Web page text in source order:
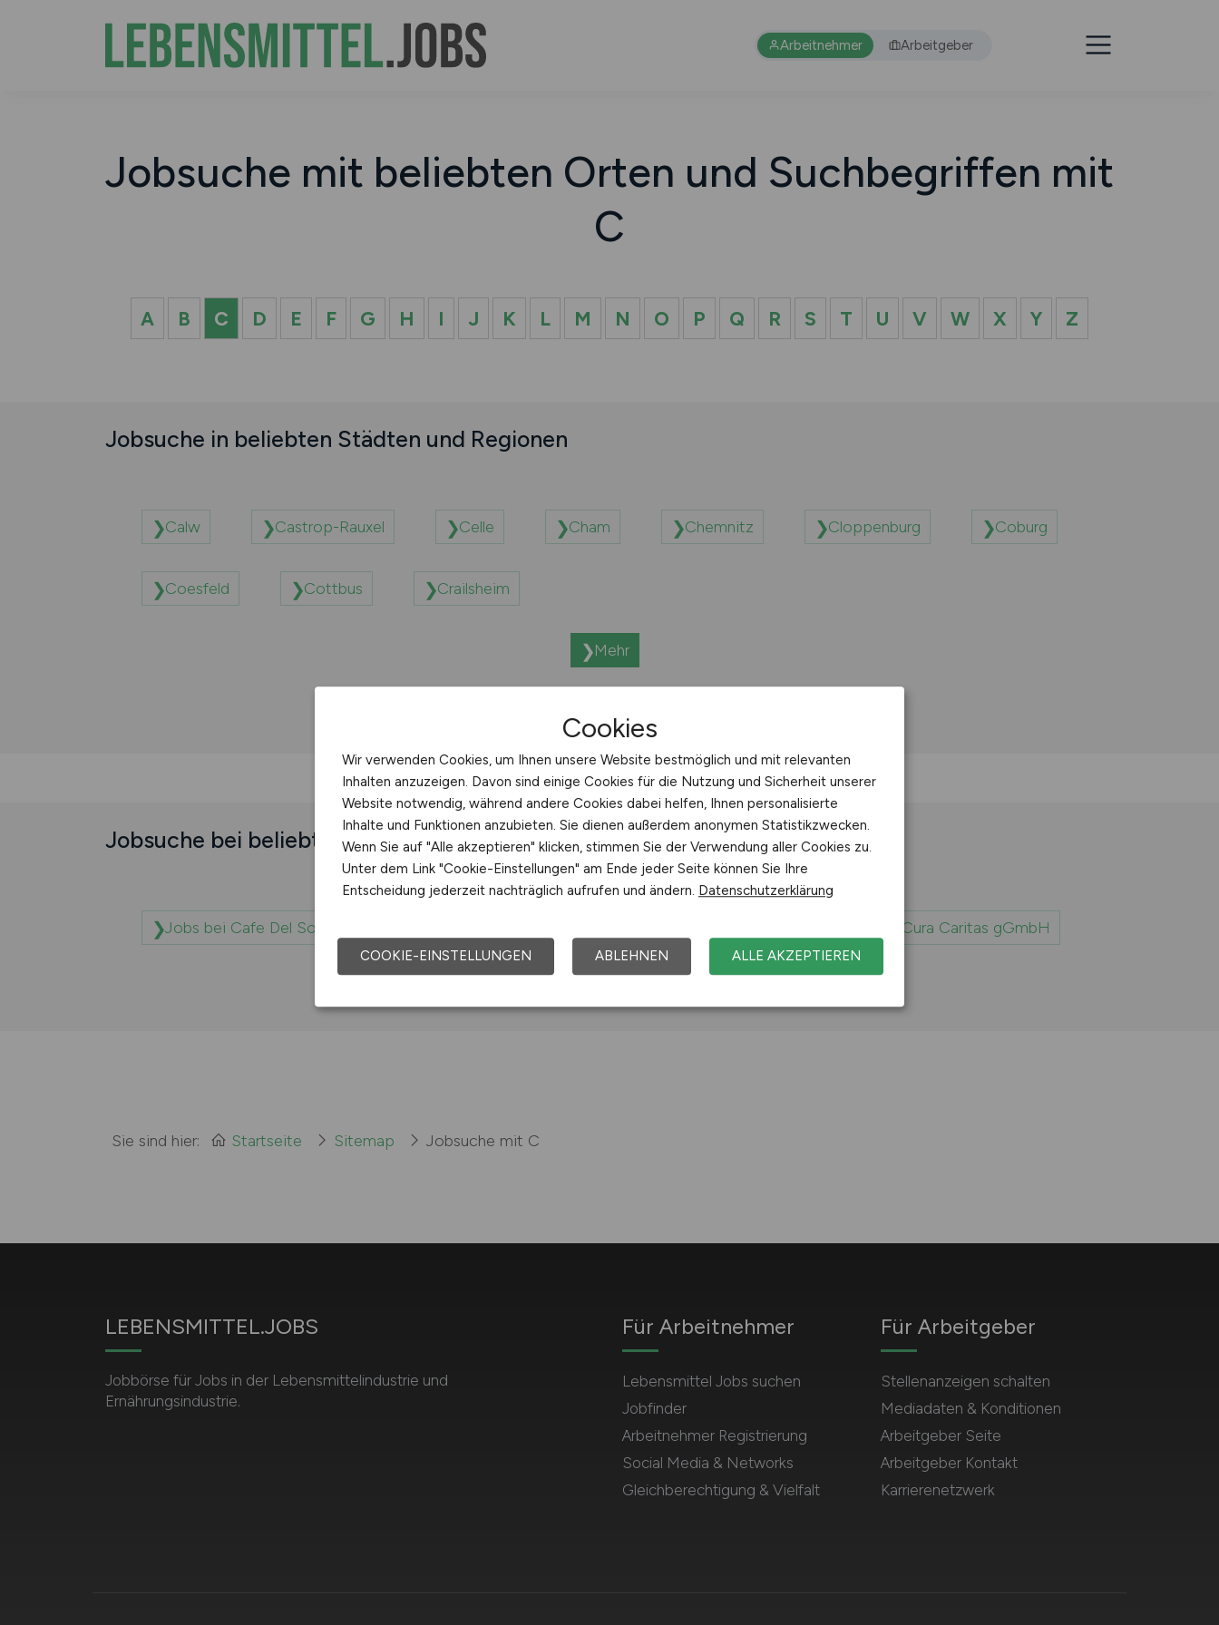
Arbeitnehmer Arbeitgeber
Jobsuche mit beliebten Orten und Suchbegriffen mit
C
A B C D E F G H I J K L M N O P Q R S T U V W X Y Z
Jobsuche in beliebten Städten und Regionen
Calw Castrop-Rauxel Celle Cham Chemnitz Cloppenburg Coburg
Coesfeld Cottbus Crailsheim
Mehr
Jobsuche bei beliebten Unternehmen
Jobs bei Cafe Del Sol Jobs bei Cura Caritas gGmbH
Sie sind hier: Startseite Sitemap Jobsuche mit C
LEBENSMITTEL.JOBS
Jobbörse für Jobs in der Lebensmittelindustrie und
Ernährungsindustrie.
Für Arbeitnehmer
Lebensmittel Jobs suchen
Jobfinder
Arbeitnehmer Registrierung
Social Media & Networks
Gleichberechtigung & Vielfalt
Für Arbeitgeber
Stellenanzeigen schalten
Mediadaten & Konditionen
Arbeitgeber Seite
Arbeitgeber Kontakt
Karrierenetzwerk
Cookies
Wir verwenden Cookies, um Ihnen unsere Website bestmöglich und mit relevanten
Inhalten anzuzeigen. Davon sind einige Cookies für die Nutzung und Sicherheit unserer
Website notwendig, während andere Cookies dabei helfen, Ihnen personalisierte
Inhalte und Funktionen anzubieten. Sie dienen außerdem anonymen Statistikzwecken.
Wenn Sie auf "Alle akzeptieren" klicken, stimmen Sie der Verwendung aller Cookies zu.
Unter dem Link "Cookie-Einstellungen" am Ende jeder Seite können Sie Ihre
Entscheidung jederzeit nachträglich aufrufen und ändern. Datenschutzerklärung
COOKIE-EINSTELLUNGEN ABLEHNEN ALLE AKZEPTIEREN